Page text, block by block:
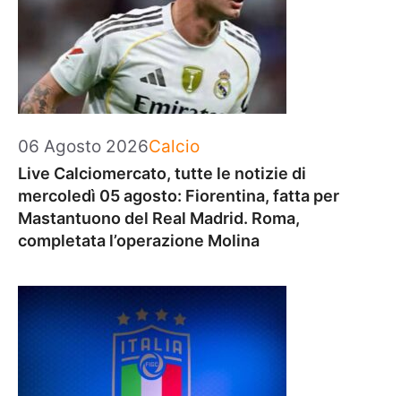
06 Agosto 2026Categorie
Calcio
Live Calciomercato, tutte le notizie di
mercoledì 05 agosto: Fiorentina, fatta per
Mastantuono del Real Madrid. Roma,
completata l’operazione Molina